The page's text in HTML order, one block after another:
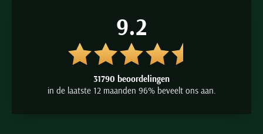
9.2
31790 beoordelingen
in de laatste 12 maanden 96% beveelt ons aan.